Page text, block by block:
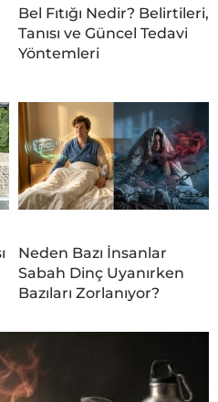
Bel Fıtığı Nedir? Belirtileri,
Tanısı ve Güncel Tedavi
Yöntemleri
Neden Bazı İnsanlar
Sabah Dinç Uyanırken
Bazıları Zorlanıyor?